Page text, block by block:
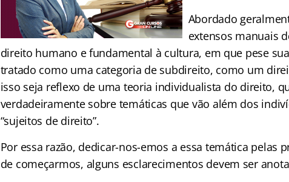
Abordado
extensos manuais
direito humano e fundamental à cultura, em que pese
tratado como uma categoria de subdireito, como um
isso seja reflexo de uma teoria individualista do direito,
verdadeiramente sobre temáticas que vão além dos
“sujeitos de direito”.
Por essa razão, dedicar-nos-emos a essa temática pelas
de começarmos, alguns esclarecimentos devem ser